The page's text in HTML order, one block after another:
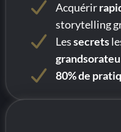
Acquérir
storytelling
Lessecrets
80% de